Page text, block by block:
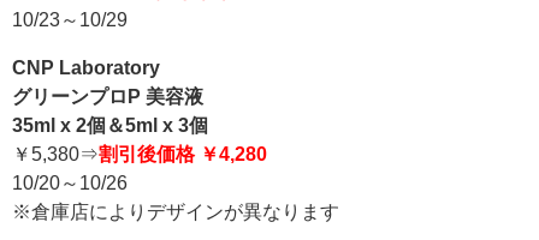
10/23～10/29
CNP Laboratory
グリーンプロP 美容液
35ml x 2個＆5ml x 3個
￥5,380⇒割引後価格 ￥4,280
10/20～10/26
※倉庫店によりデザインが異なります